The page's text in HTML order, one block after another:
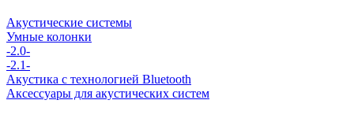
Акустические системы
Умные колонки
-2.0-
-2.1-
Акустика с технологией Bluetooth
Аксессуары для акустических систем